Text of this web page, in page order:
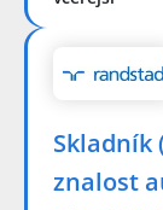
Skladník
znalost